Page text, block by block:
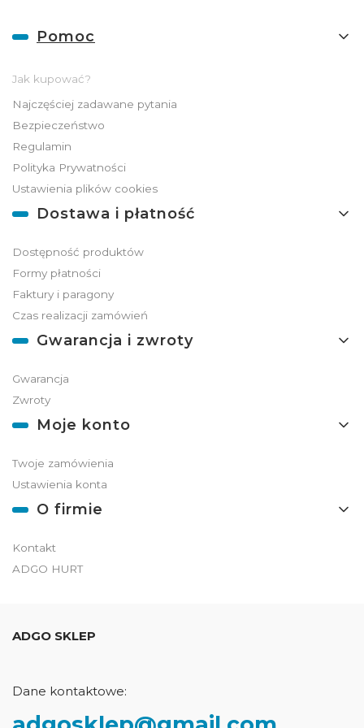
Linki w stopce
Pomoc
Jak kupować?
Najczęściej zadawane pytania
Bezpieczeństwo
Regulamin
Polityka Prywatności
Ustawienia plików cookies
Dostawa i płatność
Dostępność produktów
Formy płatności
Faktury i paragony
Czas realizacji zamówień
Gwarancja i zwroty
Gwarancja
Zwroty
Moje konto
Twoje zamówienia
Ustawienia konta
O firmie
Kontakt
ADGO HURT
ADGO SKLEP
Dane kontaktowe: